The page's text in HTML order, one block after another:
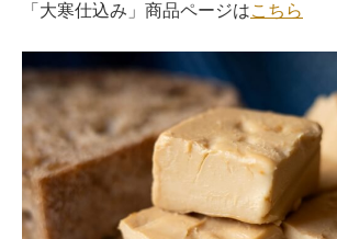
「大寒仕込み」商品ページはこちら